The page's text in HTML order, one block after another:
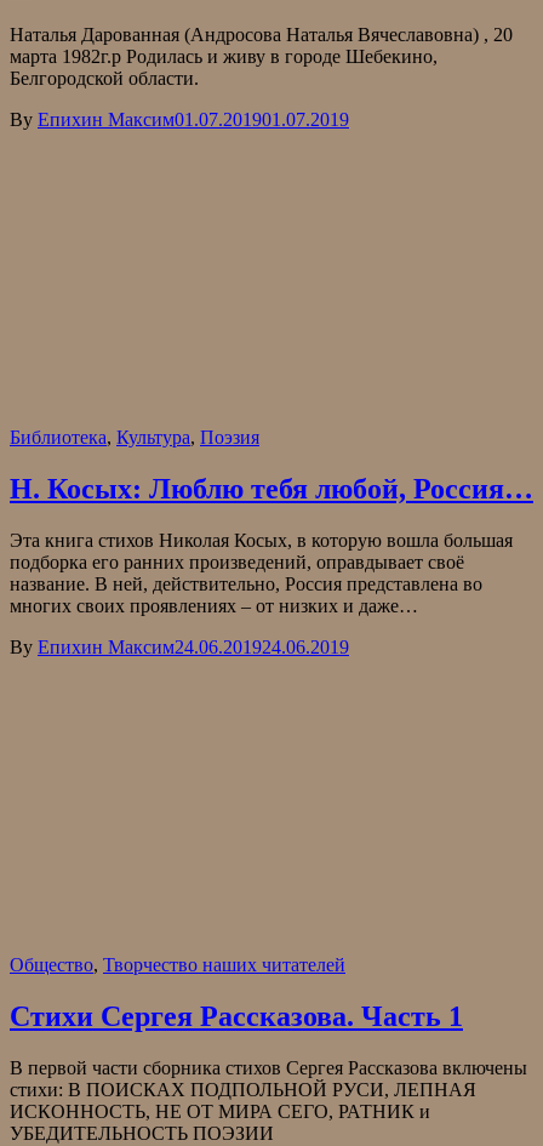
Наталья Дарованная (Андросова Наталья Вячеславовна) , 20
марта 1982г.р Родилась и живу в городе Шебекино,
Белгородской области.
By Епихин Максим01.07.201901.07.2019
Библиотека, Культура, Поэзия
Н. Косых: Люблю тебя любой, Россия…
Эта книга стихов Николая Косых, в которую вошла большая
подборка его ранних произведений, оправдывает своё
название. В ней, действительно, Россия представлена во
многих своих проявлениях – от низких и даже…
By Епихин Максим24.06.201924.06.2019
Общество, Творчество наших читателей
Стихи Сергея Рассказова. Часть 1
В первой части сборника стихов Сергея Рассказова включены
стихи: В ПОИСКАХ ПОДПОЛЬНОЙ РУСИ, ЛЕПНАЯ
ИСКОННОСТЬ, НЕ ОТ МИРА СЕГО, РАТНИК и
УБЕДИТЕЛЬНОСТЬ ПОЭЗИИ